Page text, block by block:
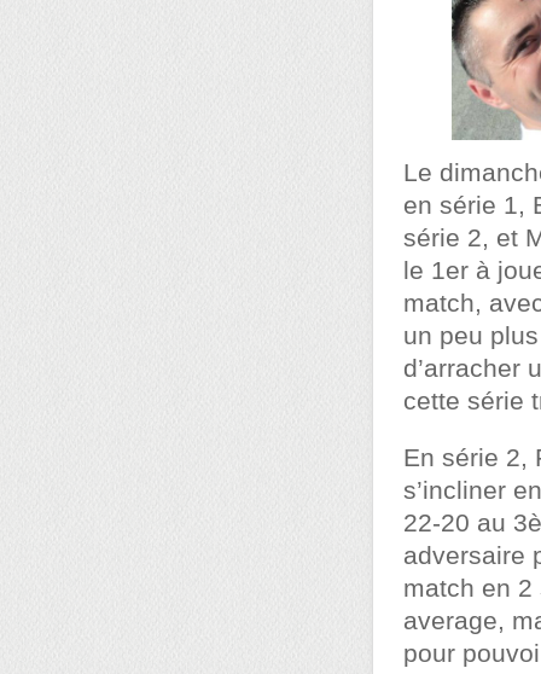
Le
en série 1,
série 2, et
le 1er à
match,
un peu
d’arracher
cette série
En série 2,
s’incliner
22-20 au
adversaire
match en 2
average,
pour